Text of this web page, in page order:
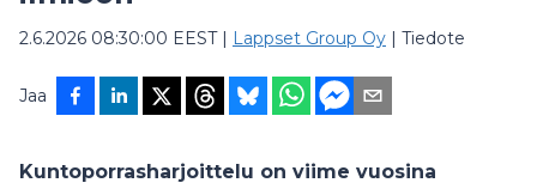
2.6.2026 08:30:00 EEST| Lappset Group Oy | Tiedote
Jaa
Kuntoporrasharjoittelu on viime vuosina